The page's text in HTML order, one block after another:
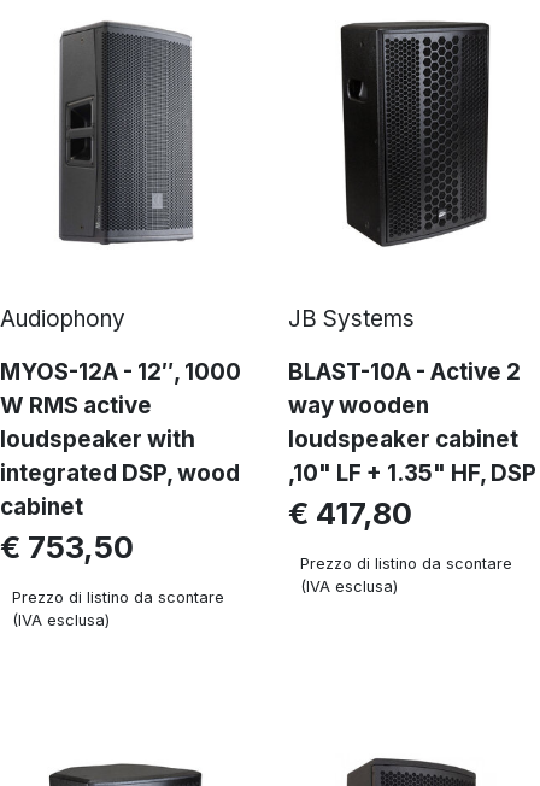
Audiophony
MYOS-12A - 12″, 1000
W RMS active
loudspeaker with
integrated DSP, wood
cabinet
€ 753,50
Prezzo di listino da scontare
(IVA esclusa)
JB Systems
BLAST-10A - Active 2
way wooden
loudspeaker cabinet
,10" LF + 1.35" HF, DSP
€ 417,80
Prezzo di listino da scontare
(IVA esclusa)